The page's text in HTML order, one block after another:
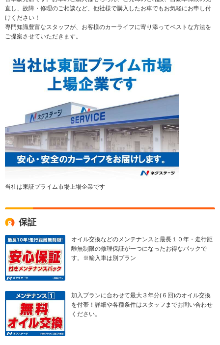
直し、故障・修理のご相談など、他社様で購入したお車でもお気軽にお申し付
けください！
専門知識豊富なスタッフが、お客様のカーライフに寄り添ってベストな方法を
ご提案させていただきます。
当社は東証プライム市場上場企業です
保証
オイル交換などのメンテナンスと最長１０年・走行距
離無制限の修理保証が一つになったお得なパックで
す。※輸入車は別プラン
加入プランに合わせて最大３年分(６回)のオイル交換
を付帯！詳細や各種条件はスタッフまでお問い合わせ
ください。